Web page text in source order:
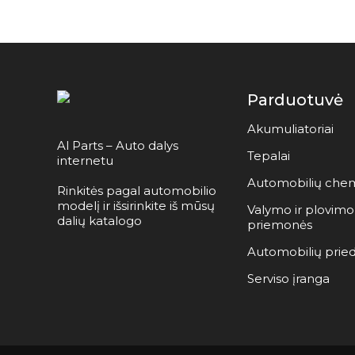
Al Parts – Auto dalys
internetu
Rinkitės pagal automobilio
modelį ir išsirinkite iš mūsų
dalių katalogo
Parduotuvė
Akumuliatoriai
Tepalai
Automobilių
Valymo ir plovimo
priemonės
Automobilių
Serviso įranga